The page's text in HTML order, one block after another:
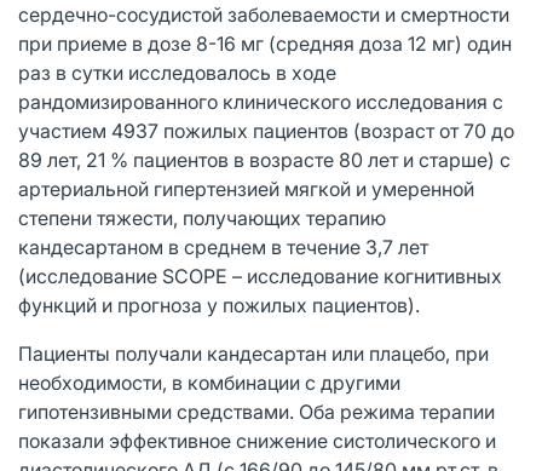
сердечно-сосудистой заболеваемости и смертности
при приеме в дозе 8-16 мг (средняя доза 12 мг) один
раз в сутки исследовалось в ходе
рандомизированного клинического исследования с
участием 4937 пожилых пациентов (возраст от 70 до
89 лет, 21 % пациентов в возрасте 80 лет и старше) с
артериальной гипертензией мягкой и умеренной
степени тяжести, получающих терапию
кандесартаном в среднем в течение 3,7 лет
(исследование SCOPE – исследование когнитивных
функций и прогноза у пожилых пациентов).
Пациенты получали кандесартан или плацебо, при
необходимости, в комбинации с другими
гипотензивными средствами. Оба режима терапии
показали эффективное снижение систолического и